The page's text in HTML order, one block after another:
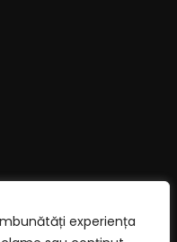
experiența